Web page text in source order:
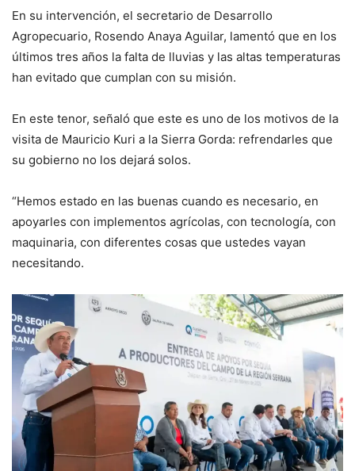
En su intervención, el secretario de Desarrollo
Agropecuario, Rosendo Anaya Aguilar, lamentó que en los
últimos tres años la falta de lluvias y las altas temperaturas
han evitado que cumplan con su misión.
En este tenor, señaló que este es uno de los motivos de la
visita de Mauricio Kuri a la Sierra Gorda: refrendarles que
su gobierno no los dejará solos.
“Hemos estado en las buenas cuando es necesario, en
apoyarles con implementos agrícolas, con tecnología, con
maquinaria, con diferentes cosas que ustedes vayan
necesitando.